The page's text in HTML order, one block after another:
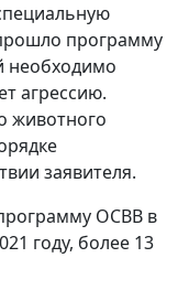
программу
необходимо
агрессию.
животного
заявителя.
ОСВВ в
году, более 13